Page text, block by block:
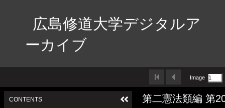
広島修道大学デジタルア
ーカイブ